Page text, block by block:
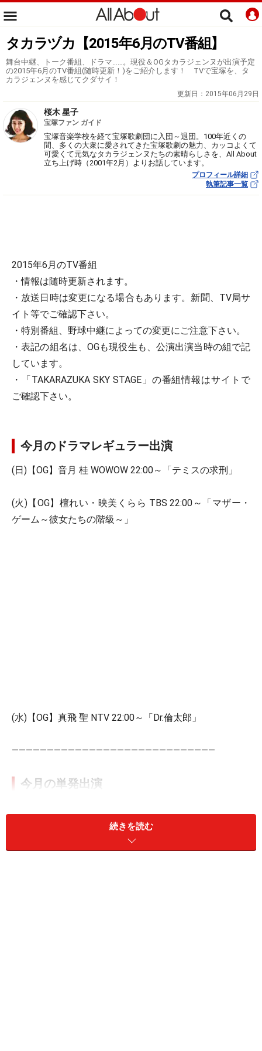
タカラヅカ【2015年6月のTV番組】
舞台中継、トーク番組、ドラマ……。現役＆OGタカラジェンヌが出演予定
の2015年6月のTV番組(随時更新！)をご紹介します！ TVで宝塚を、タ
カラジェンヌを感じてクダサイ！
更新日： 2015年06月29日
桜木 星子
宝塚ファン ガイド
宝塚音楽学校を経て宝塚歌劇団に入団～退団。100年近くの
間、多くの大衆に愛されてきた宝塚歌劇の魅力、カッコよくて
可愛くて元気なタカラジェンヌたちの素晴らしさを、All About
立ち上げ時（2001年2月）よりお話しています。
プロフィール詳細
執筆記事一覧
2015年6月のTV番組
・情報は随時更新されます。
・放送日時は変更になる場合もあります。新聞、TV局サ
イト等でご確認下さい。
・特別番組、野球中継によっての変更にご注意下さい。
・表記の組名は、OGも現役生も、公演出演当時の組で記
しています。
・「TAKARAZUKA SKY STAGE」の番組情報はサイトで
ご確認下さい。
今月のドラマレギュラー出演
(日)【OG】音月 桂 WOWOW 22:00～「テミスの求刑」
(火)【OG】檀れい・映美くらら TBS 22:00～「マザー・
ゲーム～彼女たちの階級～」
(水)【OG】真飛 聖 NTV 22:00～「Dr.倫太郎」
―――――――――――――――――――――――――――――
今月の単発出演
１日(月)【OG】愛華みれ NTV 11:55～13:55「ヒルナンデ
続きを読む